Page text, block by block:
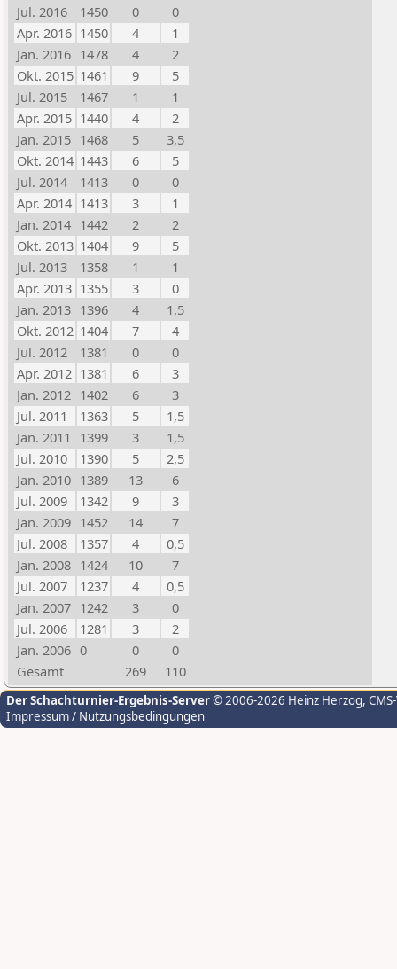
Jul. 2016
1450 0
0
Apr. 2016 1450 4
1
Jan. 2016 1478 4
2
Okt. 2015 1461 9
5
Jul. 2015
1467 1
1
Apr. 2015 1440 4
2
Jan. 2015 1468 5
3,5
Okt. 2014 1443 6
5
Jul. 2014
1413 0
0
Apr. 2014 1413 3
1
Jan. 2014 1442 2
2
Okt. 2013 1404 9
5
Jul. 2013
1358 1
1
Apr. 2013 1355 3
0
Jan. 2013 1396 4
1,5
Okt. 2012 1404 7
4
Jul. 2012
1381 0
0
Apr. 2012 1381 6
3
Jan. 2012 1402 6
3
Jul. 2011
1363 5
1,5
Jan. 2011
1399 3
1,5
Jul. 2010
1390 5
2,5
Jan. 2010 1389 13
6
Jul. 2009
1342 9
3
Jan. 2009 1452 14
7
Jul. 2008
1357 4
0,5
Jan. 2008 1424 10
7
Jul. 2007
1237 4
0,5
Jan. 2007 1242 3
0
Jul. 2006
1281 3
2
Jan. 2006 0 0
0
Gesamt
269 110
Der Schachturnier-Ergebnis-Server© 2006-2026 Heinz Herzog,
Impressum / Nutzungsbedingungen